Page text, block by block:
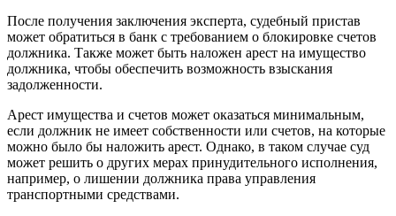
После получения заключения эксперта, судебный пристав
может обратиться в банк с требованием о блокировке счетов
должника. Также может быть наложен арест на имущество
должника, чтобы обеспечить возможность взыскания
задолженности.
Арест имущества и счетов может оказаться минимальным,
если должник не имеет собственности или счетов, на которые
можно было бы наложить арест. Однако, в таком случае суд
может решить о других мерах принудительного исполнения,
например, о лишении должника права управления
транспортными средствами.